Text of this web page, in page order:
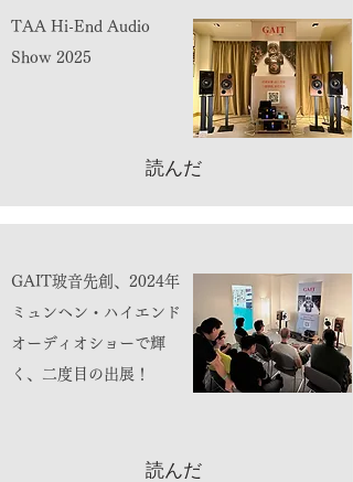
TAA Hi-End Audio
Show 2025
読んだ
GAIT玻音先創、2024年
ミュンヘン・ハイエンド
オーディオショーで輝
く、二度目の出展！
読んだ